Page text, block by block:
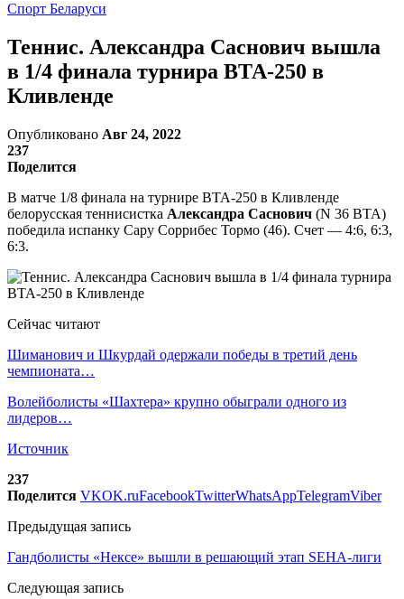
Спорт Беларуси
Теннис. Александра Саснович вышла
в 1/4 финала турнира ВТА-250 в
Кливленде
Опубликовано Авг 24, 2022
237
Поделится
В матче 1/8 финала на турнире ВТА-250 в Кливленде
белорусская теннисистка Александра Саснович (N 36 ВТА)
победила испанку Сару Соррибес Тормо (46). Счет — 4:6, 6:3,
6:3.
Сейчас читают
Шиманович и Шкурдай одержали победы в третий день
чемпионата…
Волейболисты «Шахтера» крупно обыграли одного из
лидеров…
Источник
237
Поделится VKOK.ruFacebookTwitterWhatsAppTelegramViber
Предыдущая запись
Гандболисты «Нексе» вышли в решающий этап SEHA-лиги
Следующая запись